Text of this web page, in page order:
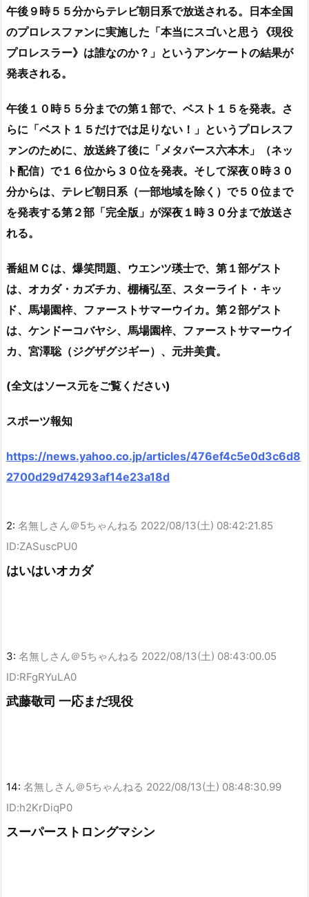
午後９時５５分からテレビ朝日系で放送される。日本全国
のプロレスファンに実施した「本当にスゴいと思う《現役
プロレスラー》は誰なのか？」というアンケートの結果が
発表される。
午後１０時５５分までの第１部で、ベスト１５を発表。さ
らに「ベスト１５だけでは足りない！」というプロレスフ
ァンのために、放送終了後に「メタバース六本木」（ネッ
ト配信）で１６位から３０位を発表。そして深夜０時３０
分からは、テレビ朝日系（一部地域を除く）で５０位まで
を発表する第２部「完全版」が深夜１時３０分まで放送さ
れる。
番組ＭＣは、爆笑問題、ウエンツ瑛士で、第１部ゲスト
は、オカダ・カズチカ、棚橋弘至、スターライト・キッ
ド、馬場園梓、ファーストサマーウイカ。第２部ゲスト
は、ケンドーコバヤシ、馬場園梓、ファーストサマーウイ
カ、宮澤聡（ジグザグジギー）、元井美貴。
(全文はソース元をご覧ください)
スポーツ報知
https://news.yahoo.co.jp/articles/476ef4c5e0d3c6d8
2700d29d74293af14e23a18d
2: 名無しさん＠5ちゃんねる 2022/08/13(土) 08:42:21.85
ID:ZASuscPU0
はいはいオカダ
3: 名無しさん＠5ちゃんねる 2022/08/13(土) 08:43:00.05
ID:RFgRYuLA0
武藤敬司 一応まだ現役
14: 名無しさん＠5ちゃんねる 2022/08/13(土) 08:48:30.99
ID:h2KrDiqP0
スーパーストロングマシン